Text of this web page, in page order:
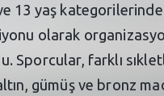
13 yaş
olarak
Sporcular, farklı
gümüş ve bronz